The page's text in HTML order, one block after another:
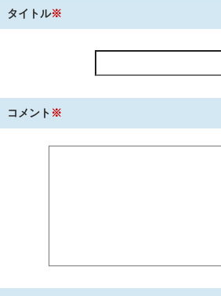
タイトル※
コメント ※